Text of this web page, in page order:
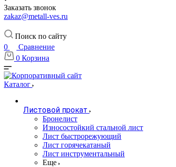
Заказать звонок
zakaz@metall-ves.ru
Поиск по сайту
0
Сравнение
0 Корзина
Каталог
Листовой прокат
Бронелист
Износостойкий стальной лист
Лист быстрорежующий
Лист горячекатаный
Лист инструментальный
Еще